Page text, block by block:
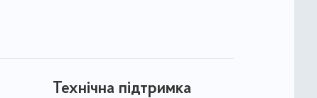
Технічна підтримка